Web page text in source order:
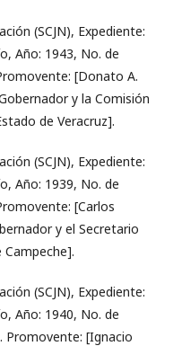
(SCJN), Expediente:
Año: 1943, No. de
[Donato A.
y la Comisión
de Veracruz].
(SCJN), Expediente:
Año: 1939, No. de
[Carlos
y el Secretario
(SCJN), Expediente:
Año: 1940, No. de
Promovente: [Ignacio